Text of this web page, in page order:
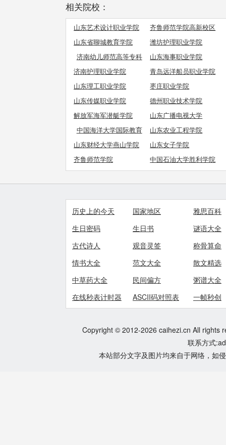
相关院校：
山东艺术设计职业学院
齐鲁师范学院高新校区
山东省聊城教育学院
潍坊护理职业学院
济南幼儿师范高等专科
学校
山东海事职业学院
济南护理职业学院
青岛远洋船员职业学院
山东理工职业学院
枣庄职业学院
山东传媒职业学院
德州职业技术学院
解放军海军潜艇学院
山东广播电视大学
中国海洋大学国际教育
学院
山东农业工程学院
山东财经大学燕山学院
山东女子学院
齐鲁师范学院
中国石油大学胜利学院
历史上的今天 国家地区
雅思百科
生日密码
生日书
谜语大全
古代诗人
观音灵签
称骨算命
情书大全
范文大全
散文精选
中草药大全
民间偏方
粥谱大全
在线秒表计时器
ASCII码对照表 一帧秒创
Copyright © 2012-2026 caihezi.cn All rights
联系方式
本站部分文字及图片均来自于网络，如